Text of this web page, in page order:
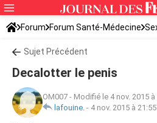
Forum Forum Santé-Médecine
Sujet Précédent
Decalotter le penis
OM007 - Modifié le 4 nov. 2015 à
lafouine. - 4 nov. 2015 à 21:55